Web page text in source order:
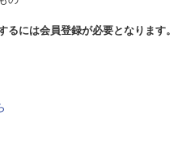
には会員登録が必要となります。